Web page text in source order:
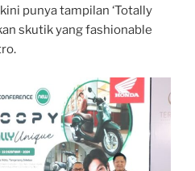
punya tampilan ‘Totally
skutik yang fashionable